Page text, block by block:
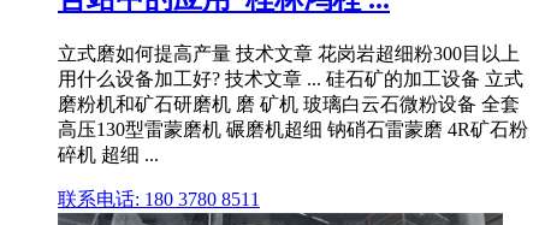
立式磨如何提高产量 技术文章 花岗岩超细粉300目以上
用什么设备加工好? 技术文章 ... 硅石矿的加工设备 立式
磨粉机和矿石研磨机 磨 矿机 玻璃白云石微粉设备 全套
高压130型雷蒙磨机 碾磨机超细 钠硝石雷蒙磨 4R矿石粉
碎机 超细 ...
联系电话: 180 3780 8511